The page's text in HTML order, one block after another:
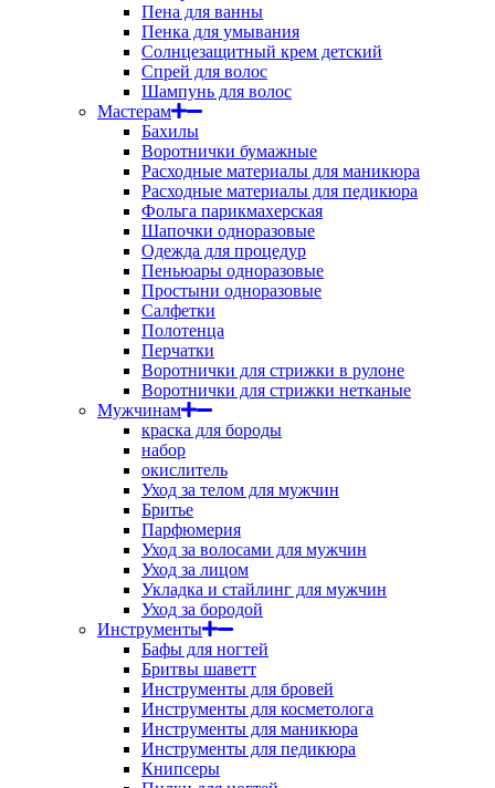
Пена для ванны
Пенка для умывания
Солнцезащитный крем детский
Спрей для волос
Шампунь для волос
Мастерам
Бахилы
Воротнички бумажные
Расходные материалы для маникюра
Расходные материалы для педикюра
Фольга парикмахерская
Шапочки одноразовые
Одежда для процедур
Пеньюары одноразовые
Простыни одноразовые
Салфетки
Полотенца
Перчатки
Воротнички для стрижки в рулоне
Воротнички для стрижки нетканые
Мужчинам
краска для бороды
набор
окислитель
Уход за телом для мужчин
Бритье
Парфюмерия
Уход за волосами для мужчин
Уход за лицом
Укладка и стайлинг для мужчин
Уход за бородой
Инструменты
Бафы для ногтей
Бритвы шаветт
Инструменты для бровей
Инструменты для косметолога
Инструменты для маникюра
Инструменты для педикюра
Книпсеры